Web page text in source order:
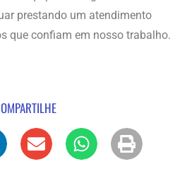
prestando um atendimento
que confiam em nosso trabalho.